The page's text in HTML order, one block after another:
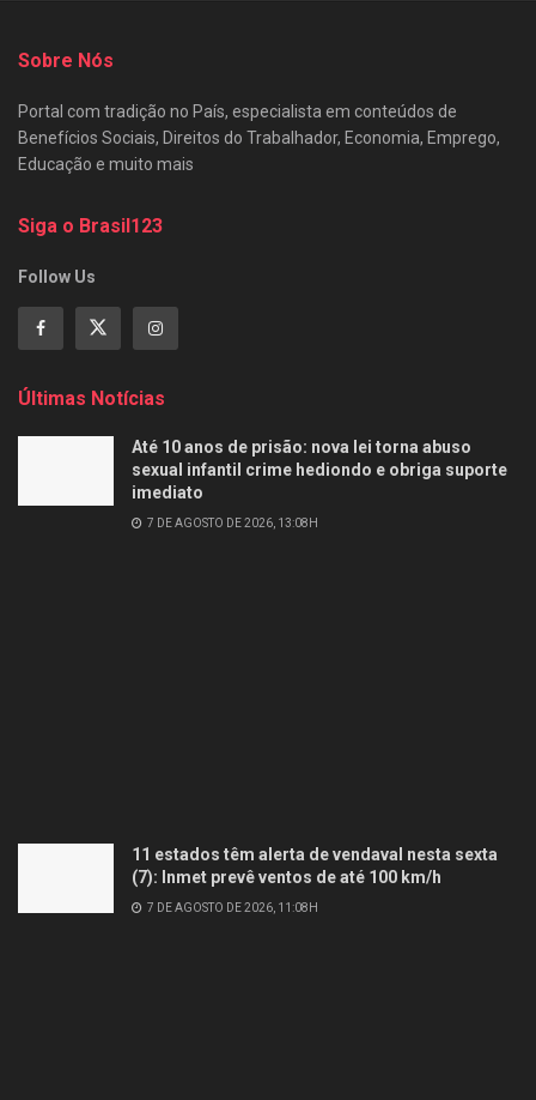
Sobre Nós
Portal com tradição no País, especialista em conteúdos de
Benefícios Sociais, Direitos do Trabalhador, Economia, Emprego,
Educação e muito mais
Siga o Brasil123
Follow Us
Últimas Notícias
Até 10 anos de prisão: nova lei torna abuso
sexual infantil crime hediondo e obriga suporte
imediato
7 DE AGOSTO DE 2026, 13:08H
11 estados têm alerta de vendaval nesta sexta
(7): Inmet prevê ventos de até 100 km/h
7 DE AGOSTO DE 2026, 11:08H